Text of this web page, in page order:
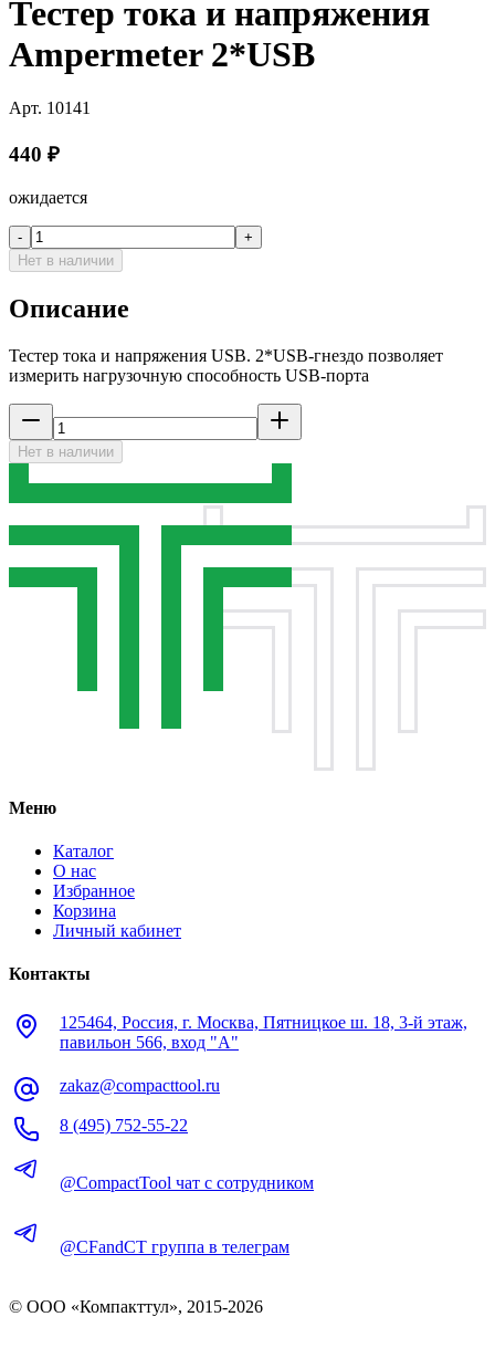
Тестер тока и напряжения
Ampermeter 2*USB
Арт. 10141
440 ₽
ожидается
-
+
Нет в наличии
Описание
Тестер тока и напряжения USB. 2*USB-гнездо позволяет
измерить нагрузочную способность USB-порта
Нет в наличии
Меню
Каталог
О нас
Избранное
Корзина
Личный кабинет
Контакты
125464, Россия, г. Москва, Пятницкое ш. 18, 3-й этаж,
павильон 566, вход "А"
zakaz@compacttool.ru
8 (495) 752-55-22
@CompactTool чат с сотрудником
@CFandCT группа в телеграм
© OOO «Компакттул», 2015-2026